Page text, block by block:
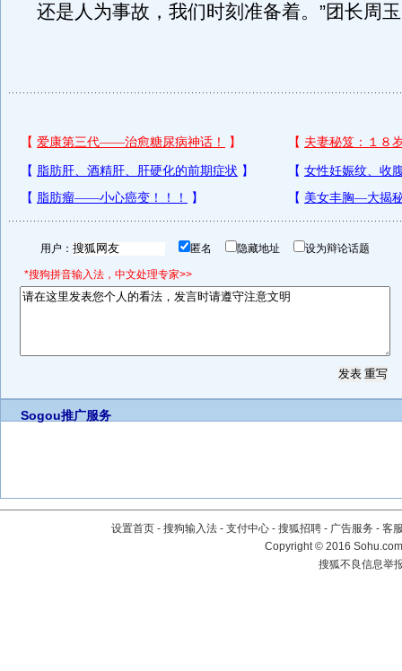
还是人为事故，我们时刻准备着。”团长周
用户： 匿名 隐藏地址 设为辩论话题
*搜狗拼音输入法，中文处理专家>>
Sogou推广服务
设置首页 - 搜狗输入法 - 支付中心 - 搜狐招聘 - 广告服务 - 客
Copyright©2016
搜狐不良信息举